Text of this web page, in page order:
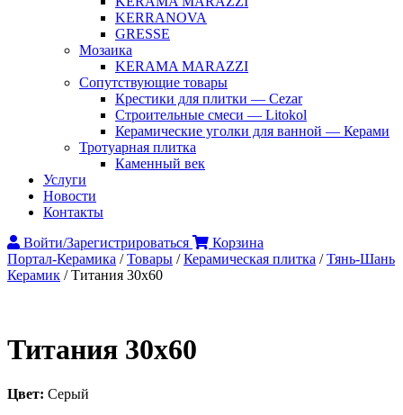
KERRANOVA
GRESSE
Мозаика
KERAMA MARAZZI
Сопутствующие товары
Крестики для плитки — Cezar
Строительные смеси — Litokol
Керамические уголки для ванной — Керами
Тротуарная плитка
Каменный век
Услуги
Новости
Контакты
Войти/Зарегистрироваться
Корзина
Портал-Керамика /Товары /Керамическая плитка /Тянь-Шань
Керамик /Титания 30х60
Титания 30х60
Цвет: Серый